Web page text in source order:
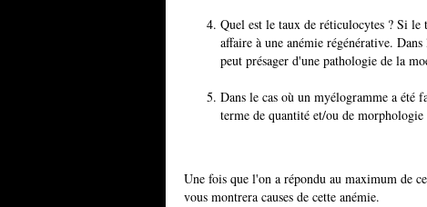
Quel est le taux de réticulocytes ? Si le
affaire à une anémie régénérative.
peut présager d'une pathologie de la
Dans le cas où un myélogramme a été
terme de quantité et/ou de morphologie
Une fois que l'on a répondu au maximum de
vous montrera causes de cette anémie.